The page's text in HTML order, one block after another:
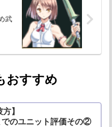
武
おすすめ
】
でのユニット評価その②